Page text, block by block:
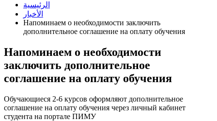
الرئيسية
الأخبار
Напоминаем о необходимости заключить
дополнительное соглашение на оплату обучения
Напоминаем о необходимости
заключить дополнительное
соглашение на оплату обучения
Обучающиеся 2-6 курсов оформляют дополнительное
соглашение на оплату обучения через личный кабинет
студента на портале ПИМУ